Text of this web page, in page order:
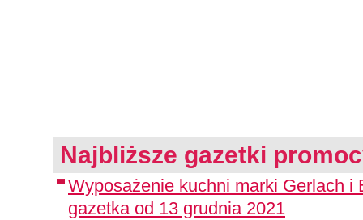
Najbliższe gazetki
Wyposażenie kuchni marki Gerlach i
gazetka od 13 grudnia 2021